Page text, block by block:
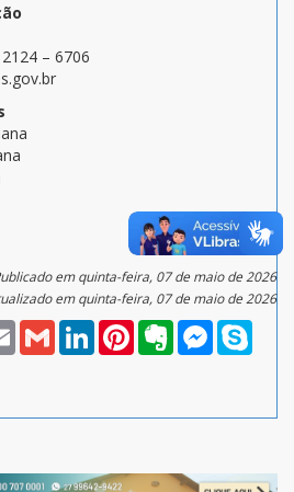
– 6706
em quinta-feira, 07 de maio de 2026
em quinta-feira, 07 de maio de 2026
Email Gmail LinkedInPinterestEvernoteMessenger